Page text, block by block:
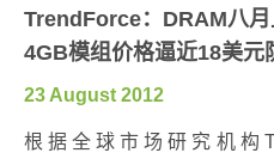
TrendForce：DRAM八月
4GB模组价格逼近18美元
23 August 2012
根据全球市场研究机构